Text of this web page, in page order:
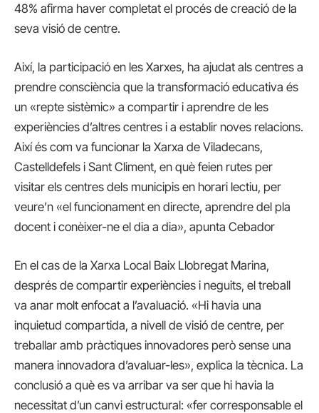
48% afirma haver completat el procés de creació de la
seva visió de centre.
Així, la participació en les Xarxes, ha ajudat als centres a
prendre consciència que la transformació educativa és
un «repte sistèmic» a compartir i aprendre de les
experiències d’altres centres i a establir noves relacions.
Així és com va funcionar la Xarxa de Viladecans,
Castelldefels i Sant Climent, en què feien rutes per
visitar els centres dels municipis en horari lectiu, per
veure’n «el funcionament en directe, aprendre del pla
docent i conèixer-ne el dia a dia», apunta Cebador
En el cas de la Xarxa Local Baix Llobregat Marina,
després de compartir experiències i neguits, el treball
va anar molt enfocat a l’avaluació. «Hi havia una
inquietud compartida, a nivell de visió de centre, per
treballar amb pràctiques innovadores però sense una
manera innovadora d’avaluar-les», explica la tècnica. La
conclusió a què es va arribar va ser que hi havia la
necessitat d’un canvi estructural: «fer corresponsable el